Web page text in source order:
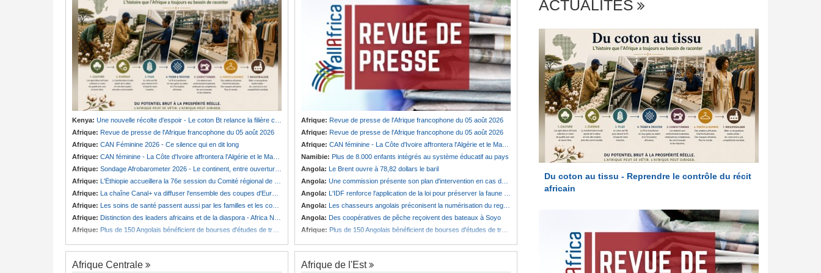
Kenya: Une nouvelle récolte d'espoir - Le coton Bt relance la filière cotonnière à Lamu
Afrique: Revue de presse de l'Afrique francophone du 05 août 2026
Afrique: CAN Féminine 2026 - Ce silence qui en dit long
Afrique: CAN féminine - La Côte d'Ivoire affrontera l'Algérie et le Maroc fera face à l'Afrique du Sud en quarts
Afrique: Sondage Afrobarometer 2026 - Le continent, entre ouverture commerciale et défiance migratoire
Afrique: L'Éthiopie accueillera la 76e session du Comité régional de l'OMS pour le continent
Afrique: La chaîne Canal+ va diffuser l'ensemble des coupes d'Europe de football sur le continent
Afrique: Les soins de santé passent aussi par les familles et les communautés
Afrique: Distinction des leaders africains et de la diaspora - Africa Next Awards veut célébrer l'excellence africaine à Paris
Afrique: Plus de 150 Angolais bénéficient de bourses d'études de troisième cycle au Royaume-Uni
Afrique: Revue de presse de l'Afrique francophone du 05 août 2026
Afrique: Revue de presse de l'Afrique francophone du 05 août 2026
Afrique: CAN féminine - La Côte d'Ivoire affrontera l'Algérie et le Maroc fera face à l'Afrique du Sud en quarts
Namibie: Plus de 8.000 enfants intégrés au système éducatif au pays
Angola: Le Brent ouvre à 78,82 dollars le baril
Angola: Une commission présente son plan d'intervention en cas de catastrophe à Huambo
Angola: L'IDF renforce l'application de la loi pour préserver la faune sauvage
Angola: Les chasseurs angolais préconisent la numérisation du registre et des licences
Angola: Des coopératives de pêche reçoivent des bateaux à Soyo
Afrique: Plus de 150 Angolais bénéficient de bourses d'études de troisième cycle au Royaume-Uni
Afrique Centrale Afrique de l'Est
ACTUALITÉS
Du coton au tissu - Reprendre le contrôle du récit
africain